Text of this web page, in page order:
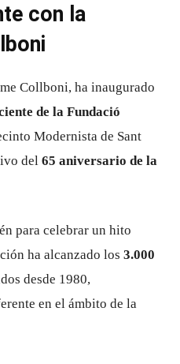
con la
Collboni, ha inaugurado
de la Fundació
Modernista de Sant
del 65 aniversario de la
para celebrar un hito
ha alcanzado los 3.000
desde 1980,
en el ámbito de la